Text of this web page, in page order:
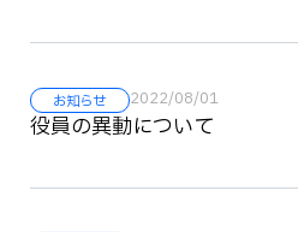
お知らせ 2022/08/01
役員の異動について